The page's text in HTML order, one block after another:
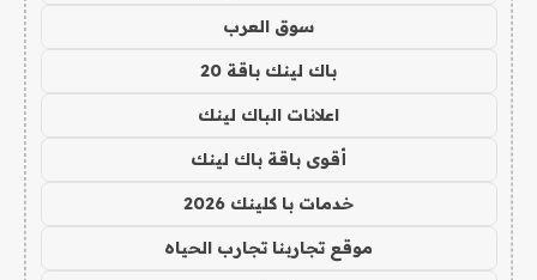
سوق العرب
باك لينك باقة 20
اعلانات الباك لينك
أقوى باقة باك لينك
خدمات با كلينك 2026
موقع تجاربنا تجارب الحياه